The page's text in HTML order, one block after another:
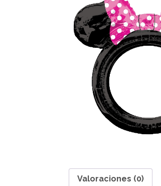
Valoraciones (0)